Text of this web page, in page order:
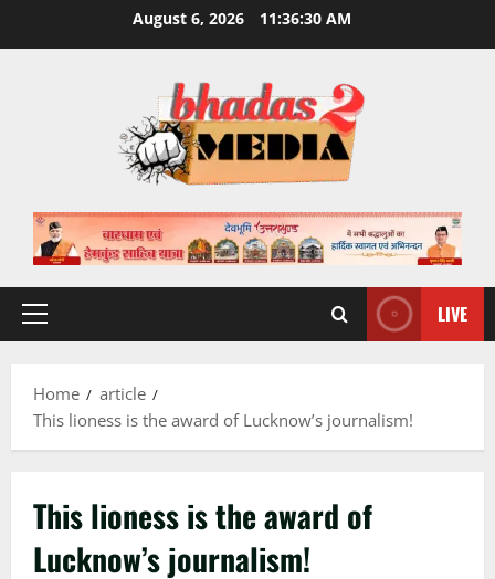
August 6, 2026 11:36:31 AM
Primary
LIVE
Home
article
This lioness is the award of Lucknow’s journalism!
This lioness is the award of
Lucknow’s journalism!